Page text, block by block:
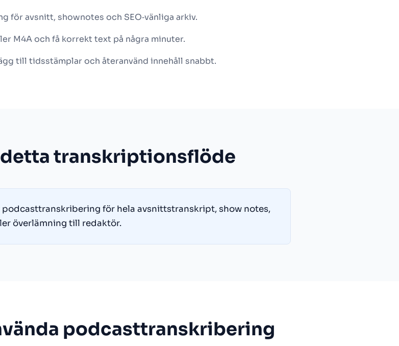
för avsnitt, shownotes och SEO‑vänliga arkiv.
M4A och få korrekt text på några minuter.
till tidsstämplar och återanvänd innehåll snabbt.
transkriptionsflöde
för hela avsnittstranskript, show notes,
överlämning till redaktör.
podcasttranskribering